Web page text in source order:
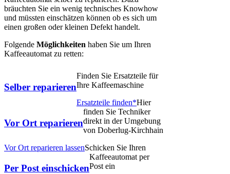
bräuchten Sie ein wenig technisches Knowhow
und müssten einschätzen können ob es sich um
einen großen oder kleinen Defekt handelt.
Folgende Möglichkeiten haben Sie um Ihren
Kaffeeautomat zu retten:
Selber reparieren
Finden Sie Ersatzteile für
Ihre Kaffeemaschine
Ersatzteile finden*
Vor Ort reparieren
Hier
finden Sie Techniker
direkt in der Umgebung
von Doberlug-Kirchhain
Vor Ort reparieren lassen
Per Post einschicken
Schicken Sie Ihren
Kaffeeautomat per
Post ein